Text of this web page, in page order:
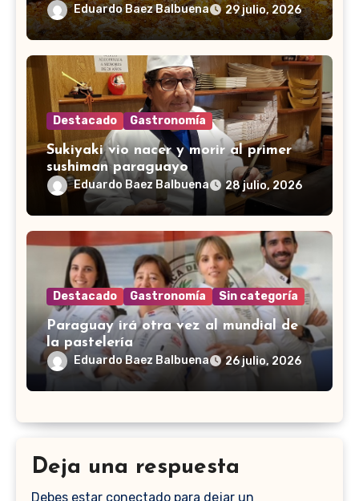
Eduardo Baez Balbuena 29 julio, 2026
Destacado Gastronomía
Sukiyaki vio nacer y morir al primer
sushiman paraguayo
Eduardo Baez Balbuena 28 julio, 2026
Destacado Gastronomía Sin categoría
Paraguay irá otra vez al mundial de
la pastelería
Eduardo Baez Balbuena 26 julio, 2026
Deja una respuesta
Debes estar conectado para dejar un